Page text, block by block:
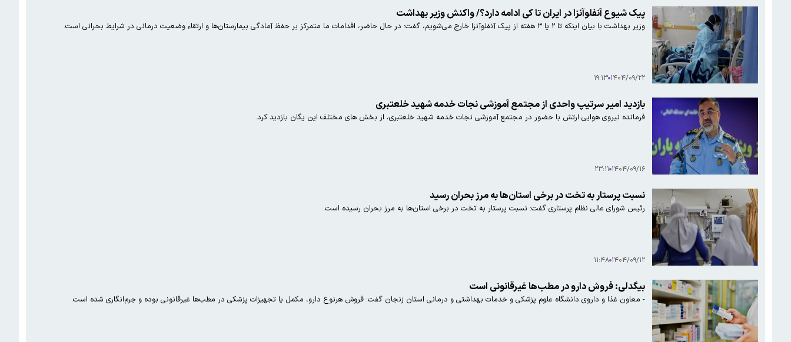
پیک شیوع آنفلوآنزا در ایران تا کی ادامه دارد؟/ واکنش وزیر بهداشت
وزیر بهداشت با بیان اینکه تا ۲ یا ۳ هفته از پیک آنفلوآنزا خارج می‌شویم، گفت: در حال حاضر، اقدامات ما متمرکز بر حفظ آمادگی بیمارستان‌ها و ارتقاء وضعیت درمانی در شرایط بحرانی است.
۱۴۰۴/۰۹/۲۲ ۱۹:۱۳
بازدید امیر سرتیپ واحدی از مجتمع آموزشی نجات خدمه شهید خلعتبری
فرمانده نیروی هوایی ارتش با حضور در مجتمع آموزشی نجات خدمه شهید خلعتبری، از بخش های مختلف این یگان بازدید کرد.
۱۴۰۴/۰۹/۱۶ ۲۳:۱۱
نسبت پرستار به تخت در برخی استان‌ها به مرز بحران رسید
رئیس شورای عالی نظام پرستاری گفت: نسبت پرستار به تخت در برخی استان‌ها به مرز بحران رسیده است.
۱۴۰۴/۰۹/۱۲ ۱۱:۴۸
بیگدلی: فروش دارو در مطب‌ها غیرقانونی است
- معاون غذا و داروی دانشگاه علوم پزشکی و خدمات بهداشتی و درمانی استان زنجان گفت: فروش هرنوع دارو، مکمل یا تجهیزات پزشکی در مطب‌ها غیرقانونی بوده و جرم‌انگاری شده است.